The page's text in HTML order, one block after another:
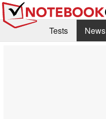
Tests News